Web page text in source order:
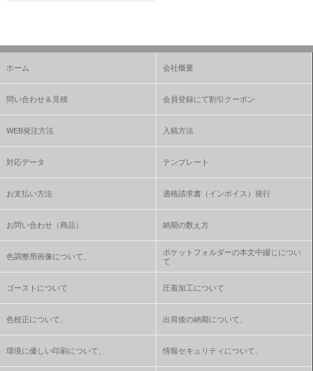
ホーム 会社概要
問い合わせ＆見積 会員登録にて割引クーポン
WEB発注方法 入稿方法
対応データ テンプレート
お支払い方法 適格請求書（インボイス）発行
お問い合わせ（商品） 納期の数え方
色調整用画像について、
ポケットフォルダーの本文中綴じについ
て
ゴーストについて 圧着加工について
色校正について、 出荷後の納期について、
環境に優しい印刷について、 情報セキュリティについて、